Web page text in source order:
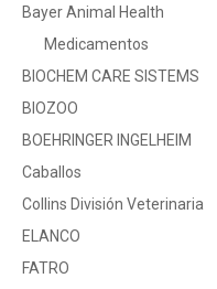
Bayer Animal Health
Medicamentos
BIOCHEM CARE SISTEMS
BIOZOO
BOEHRINGER INGELHEIM
Caballos
Collins División Veterinaria
ELANCO
FATRO